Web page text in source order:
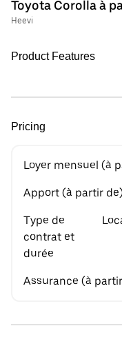
Toyota Corolla à
Heevi
Product Features
Pricing
Loyer mensuel (à
Apport (à partir de)
Type de
contrat et
durée
Assurance (à